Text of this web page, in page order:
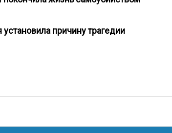
причину трагедии